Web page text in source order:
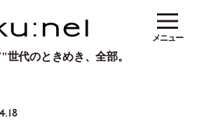
世代のときめき、全部。
メニュー